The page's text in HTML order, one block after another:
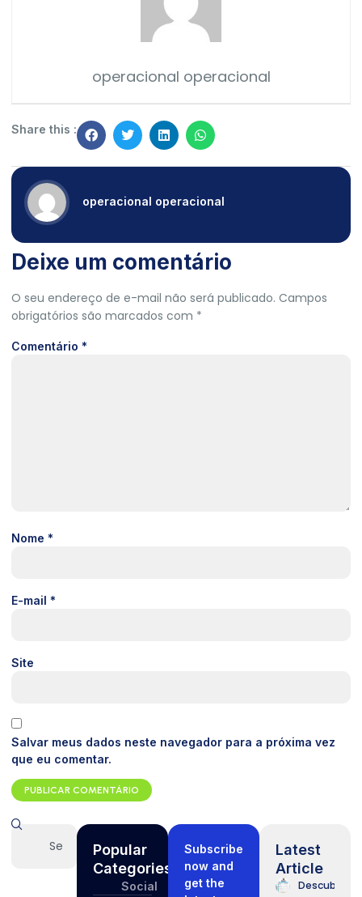
operacional operacional
Share this :
operacional operacional
Deixe um comentário
O seu endereço de e-mail não será publicado. Campos
obrigatórios são marcados com *
Comentário *
Nome *
E-mail *
Site
Salvar meus dados neste navegador para a próxima vez
que eu comentar.
Popular
Categories
Social
Subscribe
now and
get the
Latest
Article
Descubra